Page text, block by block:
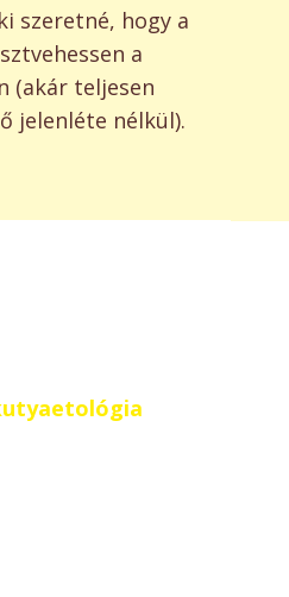
szeretné, hogy a
a
(akár teljesen
jelenléte nélkül).